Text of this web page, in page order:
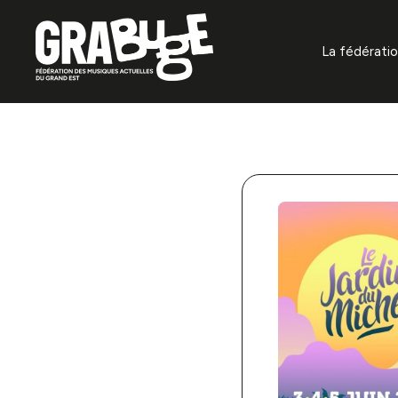
La
Projets
Annuaire
La
auditifs